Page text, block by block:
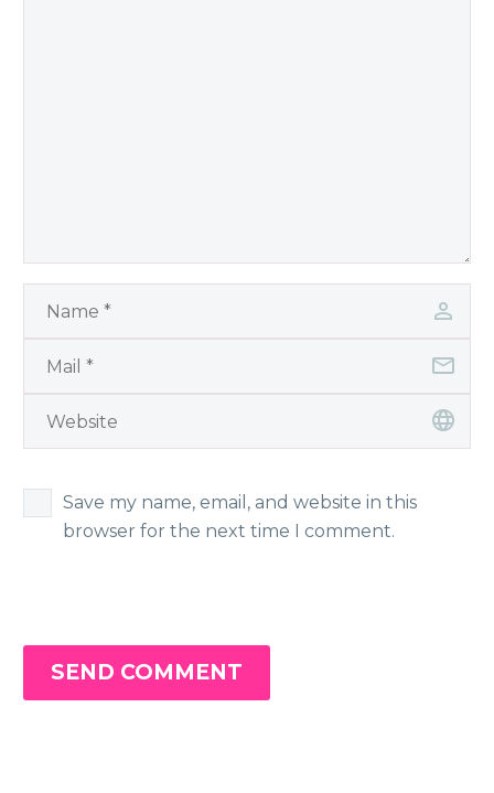
Save my name, email, and website in this
browser for the next time I comment.
SEND COMMENT